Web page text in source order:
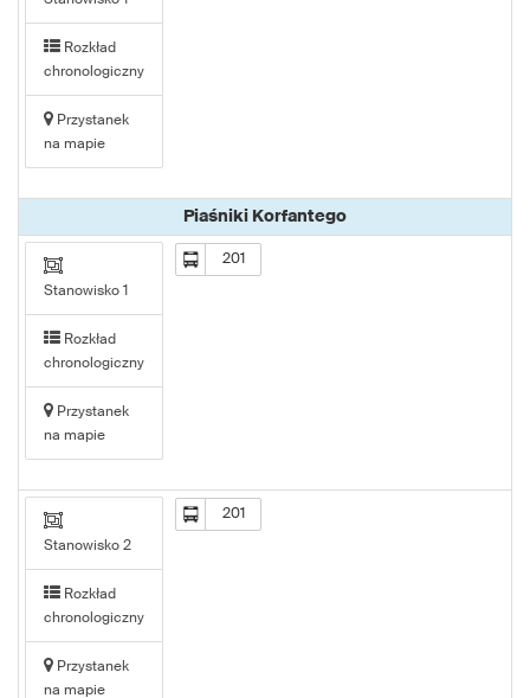
Rozkład
chronologiczny
Przystanek
na mapie
Piaśniki Korfantego
Stanowisko 1
Rozkład
chronologiczny
Przystanek
na mapie
201
Stanowisko 2
Rozkład
chronologiczny
Przystanek
na mapie
201